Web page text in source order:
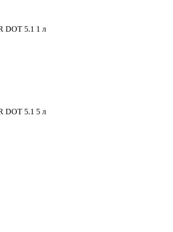
DOT 5.1 1 л
DOT 5.1 5 л